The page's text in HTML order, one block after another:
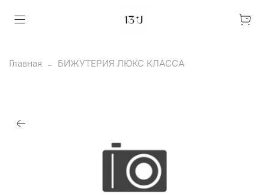
Главная БИЖУТЕРИЯ ЛЮКС КЛАССА